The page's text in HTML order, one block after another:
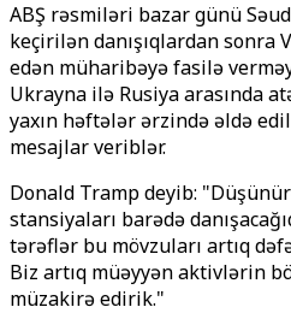
ABŞ rəsmiləri bazar günü
keçirilən danışıqlardan sonra
edən müharibəyə fasilə
Ukrayna ilə Rusiya arasında
yaxın həftələr ərzində əldə
mesajlar veriblər.
Donald Tramp deyib:
stansiyaları barədə
tərəflər bu mövzuları artıq
Biz artıq müəyyən aktivlərin
müzakirə edirik."